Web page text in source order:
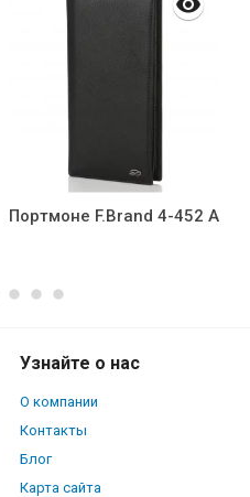
Портмоне F.Brand 4-452 А
Узнайте о нас
О компании
Контакты
Блог
Карта сайта